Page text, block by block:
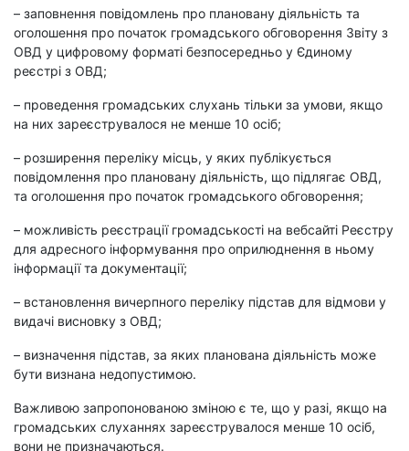
– заповнення повідомлень про плановану діяльність та
оголошення про початок громадського обговорення Звіту з
ОВД у цифровому форматі безпосередньо у Єдиному
реєстрі з ОВД;
– проведення громадських слухань тільки за умови, якщо
на них зареєструвалося не менше 10 осіб;
– розширення переліку місць, у яких публікується
повідомлення про плановану діяльність, що підлягає ОВД,
та оголошення про початок громадського обговорення;
– можливість реєстрації громадськості на вебсайті Реєстру
для адресного інформування про оприлюднення в ньому
інформації та документації;
– встановлення вичерпного переліку підстав для відмови у
видачі висновку з ОВД;
– визначення підстав, за яких планована діяльність може
бути визнана недопустимою.
Важливою запропонованою зміною є те, що у разі, якщо на
громадських слуханнях зареєструвалося менше 10 осіб,
вони не призначаються.